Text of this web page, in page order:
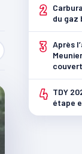
2
du gaz
3 Après
4 TDY
étape